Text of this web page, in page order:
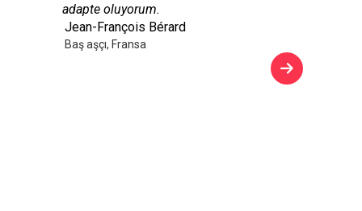
adapte oluyorum.
Jean-François Bérard
Baş aşçı, Fransa